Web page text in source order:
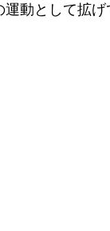
身の運動